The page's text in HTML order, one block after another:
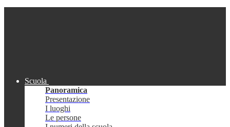
Scuola
Panoramica
Presentazione
I luoghi
Le persone